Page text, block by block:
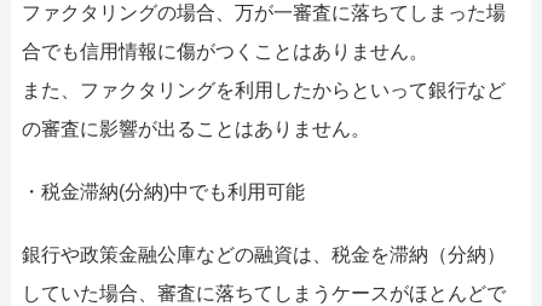
ファクタリングの場合、万が一審査に落ちてしまった場
合でも信用情報に傷がつくことはありません。
また、ファクタリングを利用したからといって銀行など
の審査に影響が出ることはありません。
・税金滞納(分納)中でも利用可能
銀行や政策金融公庫などの融資は、税金を滞納（分納）
していた場合、審査に落ちてしまうケースがほとんどで